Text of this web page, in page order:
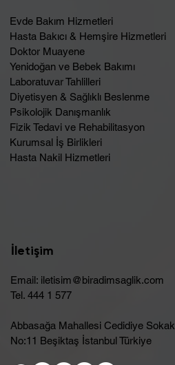
Evde Bakım Hizmetleri
Hasta Bakıcı & Hemşire Hizmetleri
Doktor Muayene
Yenidoğan ve Bebek Bakımı
Laboratuvar Tahlilleri
Diyetisyen & Sağlıklı Beslenme
Psikolojik Danışmanlık
Fizik Tedavi ve Rehabilitasyon
Kurumsal İş Birlikleri
Hasta Nakil Hizmetleri
İletişim
Email: iletisim@biradimsaglik.com
Tel. 444 1 577
Abbasağa Mahallesi Cedidiye Sokak
No:11 Beşiktaş İstanbul Türkiye